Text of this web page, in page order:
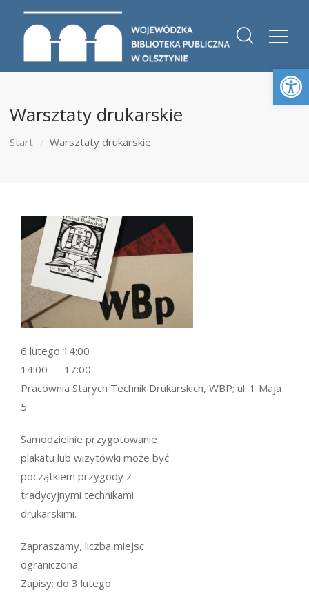
Warsztaty drukarskie
Start Warsztaty drukarskie
Samodzielnie przygotowanie
plakatu lub wizytówki może być
początkiem przygody z
tradycyjnymi technikami
drukarskimi.
Zapraszamy, liczba miejsc
ograniczona.
Zapisy: do 3 lutego
6 lutego 14:00
14:00 — 17:00
Pracownia Starych Technik Drukarskich, WBP; ul. 1 Maja
5